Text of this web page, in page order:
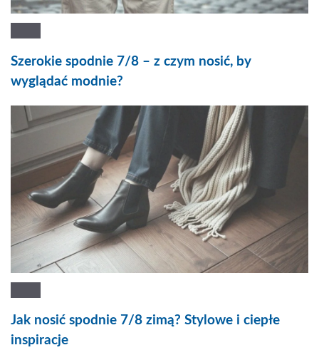
Szerokie spodnie 7/8 – z czym nosić, by
wyglądać modnie?
Jak nosić spodnie 7/8 zimą? Stylowe i ciepłe
inspiracje